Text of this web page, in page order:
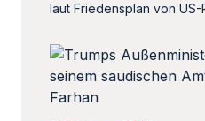
laut Friedensplan von